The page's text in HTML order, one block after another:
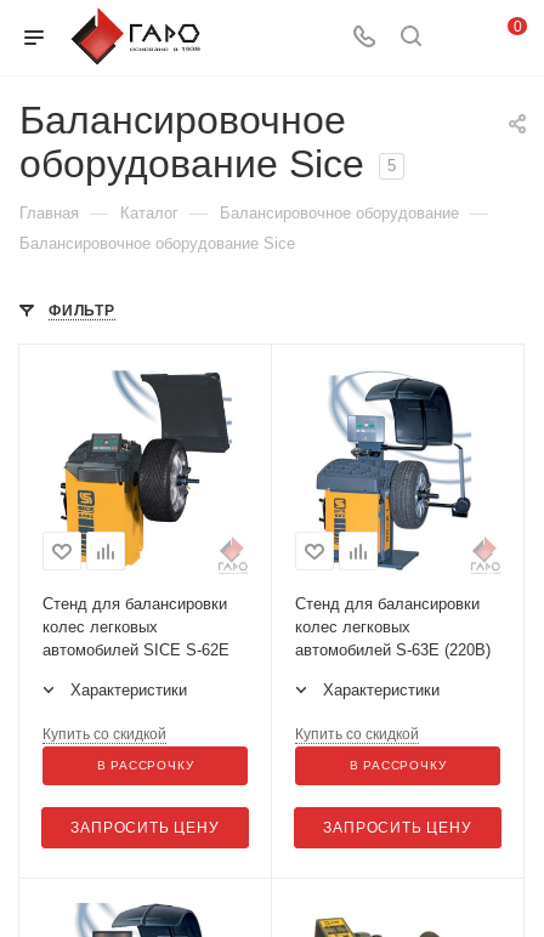
0
Балансировочное
оборудование Sice
5
Главная — Каталог — Балансировочное оборудование —
Балансировочное оборудование Sice
ФИЛЬТР
Стенд для балансировки
колес легковых
автомобилей SICE S-62Е
Характеристики
ЗАПРОСИТЬ ЦЕНУ
Купить со скидкой
В РАССРОЧКУ
Стенд для балансировки
колес легковых
автомобилей S-63E (220В)
Характеристики
ЗАПРОСИТЬ ЦЕНУ
Купить со скидкой
В РАССРОЧКУ